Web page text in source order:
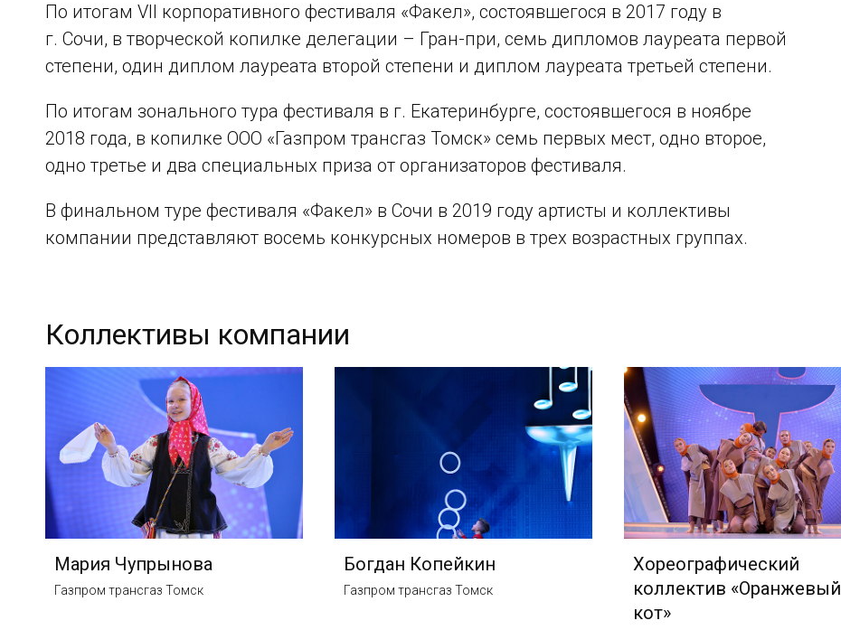
По итогам VII корпоративного фестиваля «Факел», состоявшегося в 2017 году в
г. Сочи, в творческой копилке делегации – Гран-при, семь дипломов лауреата первой
степени, один диплом лауреата второй степени и диплом лауреата третьей степени.
По итогам зонального тура фестиваля в г. Екатеринбурге, состоявшегося в ноябре
2018 года, в копилке ООО «Газпром трансгаз Томск» семь первых мест, одно второе,
одно третье и два специальных приза от организаторов фестиваля.
В финальном туре фестиваля «Факел» в Сочи в 2019 году артисты и коллективы
компании представляют восемь конкурсных номеров в трех возрастных группах.
Коллективы компании
Мария Чупрынова
Газпром трансгаз Томск
Богдан Копейкин
Газпром трансгаз Томск
Хореографический
коллектив «Оранжевый
кот»